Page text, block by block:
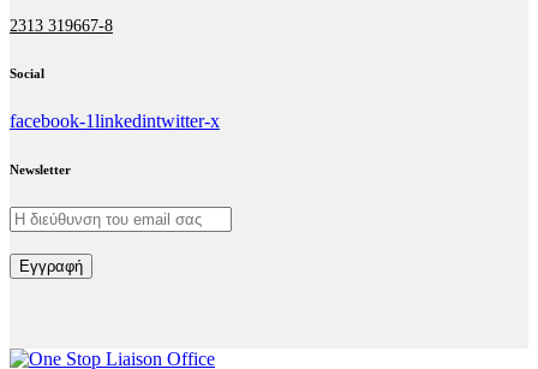
2313 319667-8
Social
facebook-1linkedintwitter-x
Newsletter
Εγγραφή